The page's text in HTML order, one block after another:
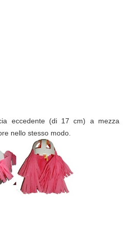
eccedente (di 17 cm) a mezza
nello stesso modo.